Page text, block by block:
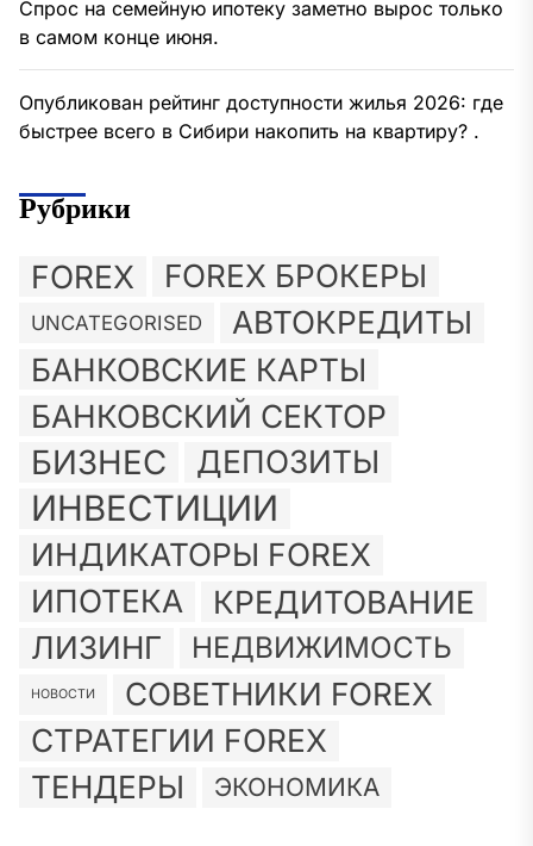
Спрос на семейную ипотеку заметно вырос только
в самом конце июня.
Опубликован рейтинг доступности жилья 2026: где
быстрее всего в Сибири накопить на квартиру? .
Рубрики
FOREX FOREX БРОКЕРЫ
UNCATEGORISED АВТОКРЕДИТЫ
БАНКОВСКИЕ КАРТЫ
БАНКОВСКИЙ СЕКТОР
БИЗНЕС ДЕПОЗИТЫ
ИНВЕСТИЦИИ
ИНДИКАТОРЫ FOREX
ИПОТЕКА
КРЕДИТОВАНИЕ
ЛИЗИНГ НЕДВИЖИМОСТЬ
НОВОСТИ
СОВЕТНИКИ FOREX
СТРАТЕГИИ FOREX
ТЕНДЕРЫ
ЭКОНОМИКА